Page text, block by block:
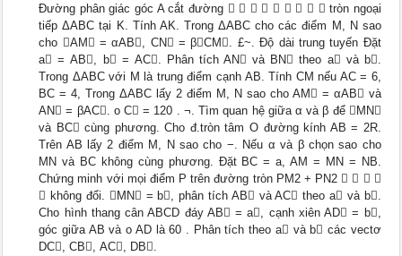
Đường phân giác góc A cắt đường          tròn ngoại
tiếp ΔABC tại K. Tính AK. Trong ΔABC cho các điểm M, N sao
cho AM = αAB, CN = βCM. £~. Độ dài trung tuyến Đặt
a = AB, b = AC. Phân tích AN và BN theo a và b.
Trong ΔABC với M là trung điểm cạnh AB. Tính CM nếu AC = 6,
BC = 4, Trong ΔABC lấy 2 điểm M, N sao cho AM = αAB và
AN = βAC. o C = 120 . ¬. Tìm quan hệ giữa α và β để MN
và BC cùng phương. Cho đ.tròn tâm O đường kính AB = 2R.
Trên AB lấy 2 điểm M, N sao cho −. Nếu α và β chọn sao cho
MN và BC không cùng phương. Đặt BC = a, AM = MN = NB.
Chứng minh với mọi điểm P trên đường tròn PM2 + PN2    
 không đổi. MN = b, phân tích AB và AC theo a và b.
Cho hình thang cân ABCD đáy AB = a, cạnh xiên AD = b,
góc giữa AB và o AD là 60 . Phân tích theo a và b các vectơ
DC, CB, AC, DB.